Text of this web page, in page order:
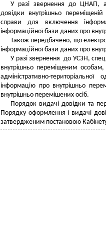
У разі звернення до ЦНАП,
довідки внутрішньо
справи для включення
інформаційної бази даних про
Також передбачено, що
інформаційної бази даних про
У разі звернення до УСЗН,
внутрішньо переміщеним особам,
адміністративно-
інформацію про внутрішньо
внутрішньо перемішених осіб.
Порядок видачі довідки та
Порядку оформлення і видачі
затвердженим постановою